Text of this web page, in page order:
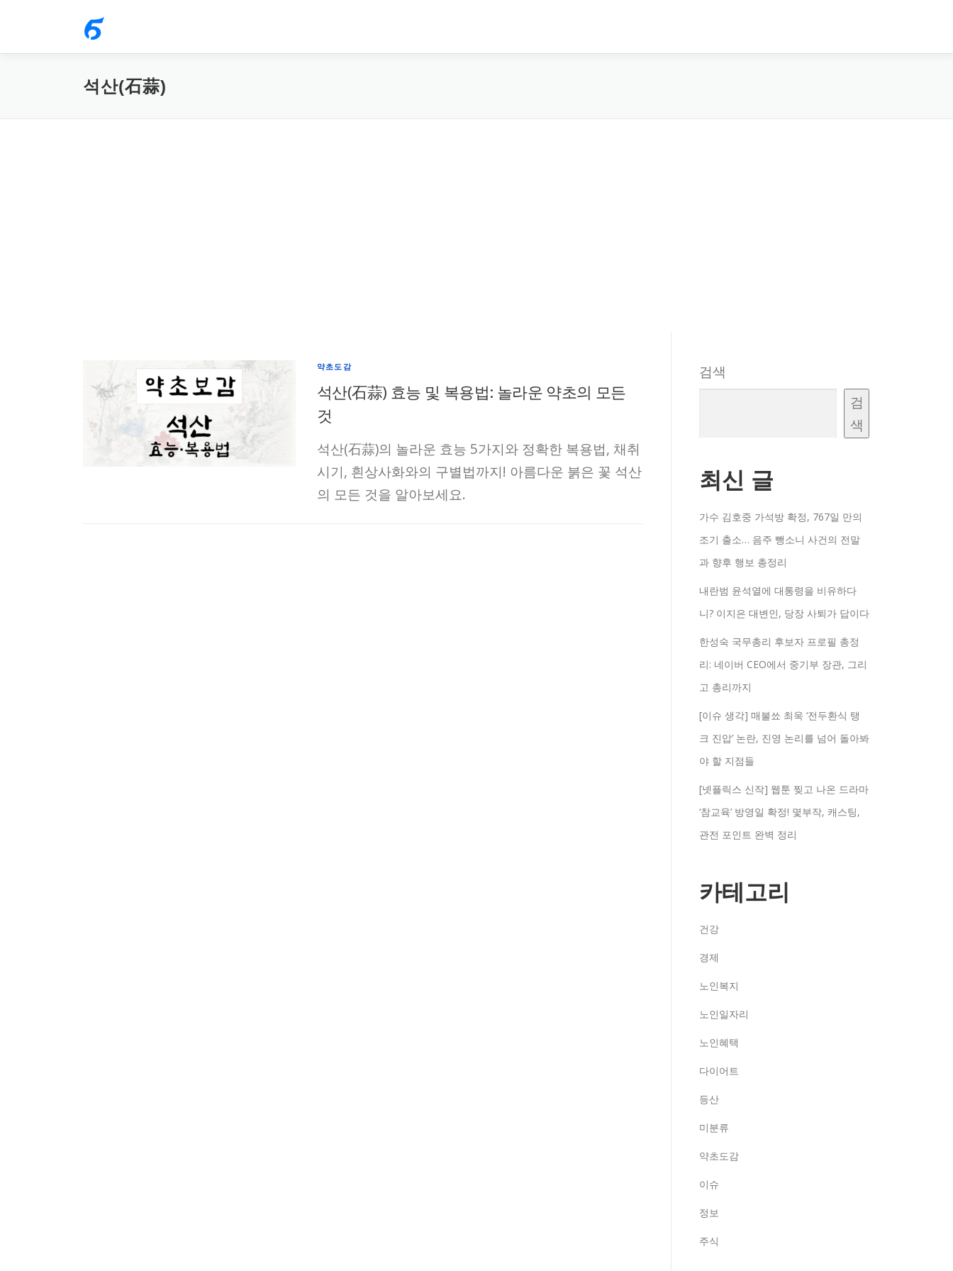
으
석산(石蒜)
약초도감
석산(石蒜) 효능 및 복용법: 놀라운 약초의 모든
것
석산(石蒜)의 놀라운 효능 5가지와 정확한 복용법, 채취
시기, 흰상사화와의 구별법까지! 아름다운 붉은 꽃 석산
의 모든 것을 알아보세요.
검색
검
색
최신 글
가수 김호중 가석방 확정, 767일 만의
조기 출소… 음주 뺑소니 사건의 전말
과 향후 행보 총정리
내란범 윤석열에 대통령을 비유하다
니? 이지은 대변인, 당장 사퇴가 답이다
한성숙 국무총리 후보자 프로필 총정
리: 네이버 CEO에서 중기부 장관, 그리
고 총리까지
[이슈 생각] 매불쑈 최욱 ‘전두환식 탱
크 진압’ 논란, 진영 논리를 넘어 돌아봐
야 할 지점들
[넷플릭스 신작] 웹툰 찢고 나온 드라마
‘참교육’ 방영일 확정! 몇부작, 캐스팅,
관전 포인트 완벽 정리
카테고리
건강
경제
노인복지
노인일자리
노인혜택
다이어트
등산
미분류
약초도감
이슈
정보
주식